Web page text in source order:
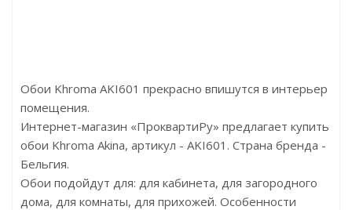
Обои Khroma AKI601 прекрасно впишутся в интерьер
помещения.
Интернет-магазин «ПроквартиРу» предлагает купить
обои Khroma Akina, артикул - AKI601. Страна бренда -
Бельгия.
Обои подойдут для: для кабинета, для загородного
дома, для комнаты, для прихожей. Особенности